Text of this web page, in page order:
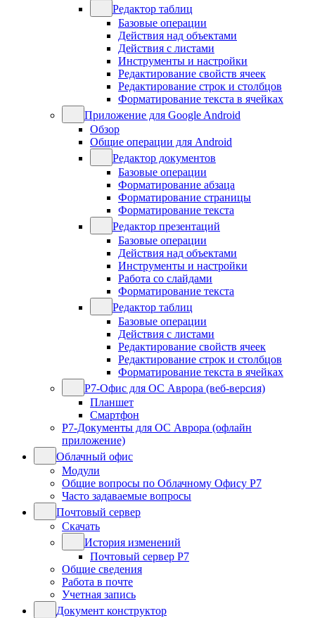
Редактор таблиц
Базовые операции
Действия над объектами
Действия с листами
Инструменты и настройки
Редактирование свойств ячеек
Редактирование строк и столбцов
Форматирование текста в ячейках
Приложение для Google Android
Обзор
Общие операции для Android
Редактор документов
Базовые операции
Форматирование абзаца
Форматирование страницы
Форматирование текста
Редактор презентаций
Базовые операции
Действия над объектами
Инструменты и настройки
Работа со слайдами
Форматирование текста
Редактор таблиц
Базовые операции
Действия с листами
Редактирование свойств ячеек
Редактирование строк и столбцов
Форматирование текста в ячейках
Р7-Офис для ОС Аврора (веб-версия)
Планшет
Смартфон
Р7-Документы для ОС Аврора (офлайн
приложение)
Облачный офис
Модули
Общие вопросы по Облачному Офису Р7
Часто задаваемые вопросы
Почтовый сервер
Скачать
История изменений
Почтовый сервер Р7
Общие сведения
Работа в почте
Учетная запись
Документ конструктор